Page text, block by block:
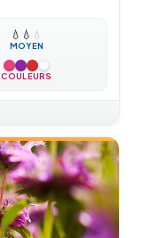
💧 💧 💧
MOYEN
COULEURS